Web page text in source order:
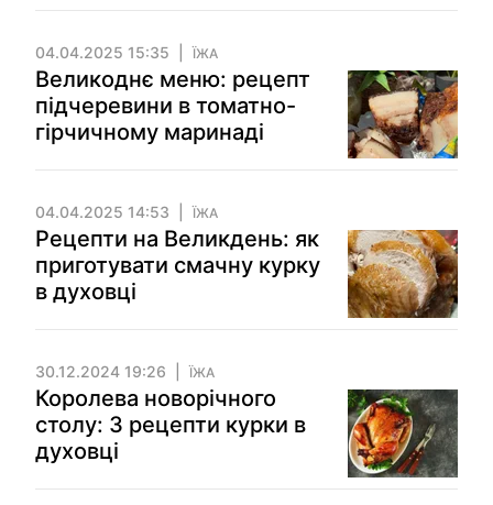
04.04.2025 15:35 ЇЖА
Великоднє меню: рецепт
підчеревини в томатно-
гірчичному маринаді
04.04.2025 14:53 ЇЖА
Рецепти на Великдень: як
приготувати смачну курку
в духовці
30.12.2024 19:26 ЇЖА
Королева новорічного
столу: 3 рецепти курки в
духовці